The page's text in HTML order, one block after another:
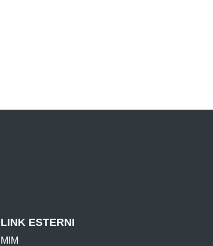
LINK ESTERNI
MIM